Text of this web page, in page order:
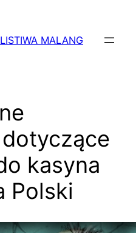
MALANG
kasyna
Polski